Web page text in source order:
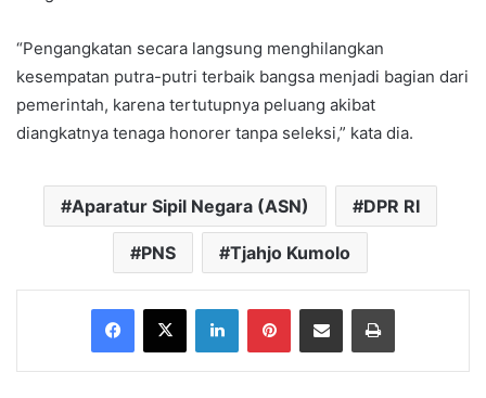
“Pengangkatan secara langsung menghilangkan
kesempatan putra-putri terbaik bangsa menjadi bagian dari
pemerintah, karena tertutupnya peluang akibat
diangkatnya tenaga honorer tanpa seleksi,” kata dia.
Aparatur Sipil Negara (ASN) DPR RI
PNS Tjahjo Kumolo
Facebook
X LinkedInPinterestShare via Email Print